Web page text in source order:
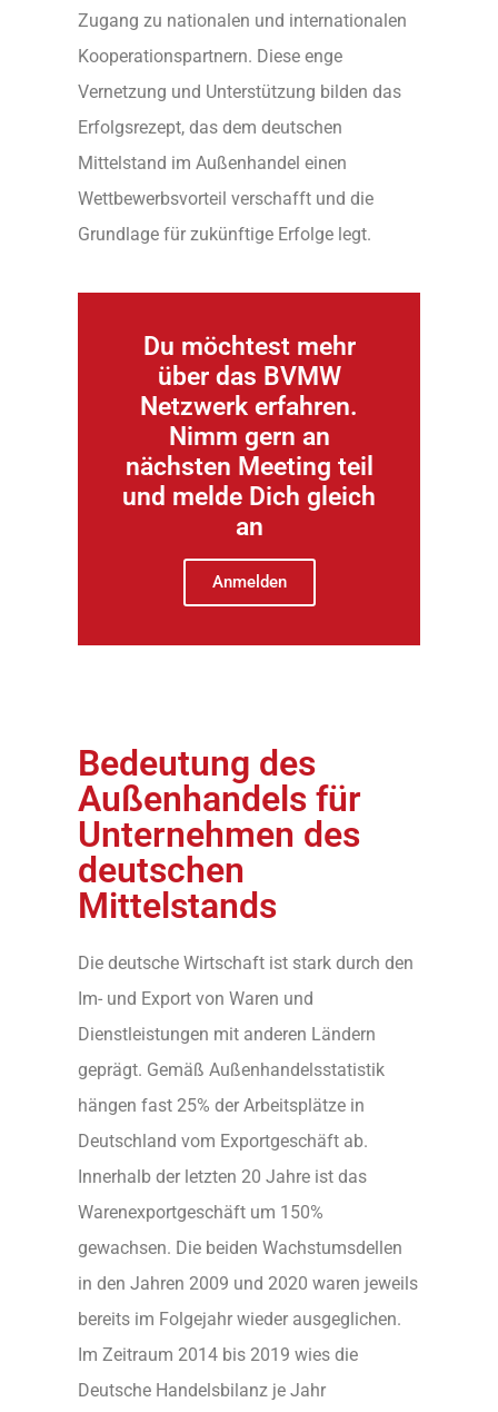
Zugang zu nationalen und internationalen
Kooperationspartnern. Diese enge
Vernetzung und Unterstützung bilden das
Erfolgsrezept, das dem deutschen
Mittelstand im Außenhandel einen
Wettbewerbsvorteil verschafft und die
Grundlage für zukünftige Erfolge legt.
Du möchtest mehr
über das BVMW
Netzwerk erfahren.
Nimm gern an
nächsten Meeting teil
und melde Dich gleich
an
Anmelden
Bedeutung des
Außenhandels für
Unternehmen des
deutschen
Mittelstands
Die deutsche Wirtschaft ist stark durch den
Im- und Export von Waren und
Dienstleistungen mit anderen Ländern
geprägt. Gemäß Außenhandelsstatistik
hängen fast 25% der Arbeitsplätze in
Deutschland vom Exportgeschäft ab.
Innerhalb der letzten 20 Jahre ist das
Warenexportgeschäft um 150%
gewachsen. Die beiden Wachstumsdellen
in den Jahren 2009 und 2020 waren jeweils
bereits im Folgejahr wieder ausgeglichen.
Im Zeitraum 2014 bis 2019 wies die
Deutsche Handelsbilanz je Jahr